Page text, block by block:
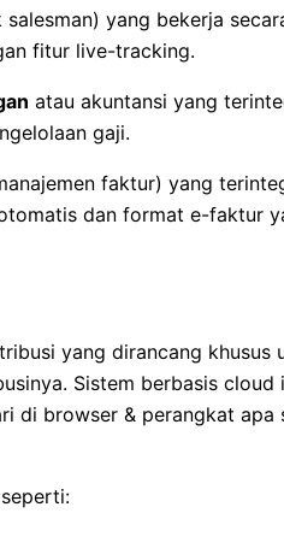
salesman) yang bekerja
fitur live-tracking.
atau akuntansi yang
gaji.
faktur) yang
dan format e-faktur
yang dirancang khusus
Sistem berbasis
di browser & perangkat apa